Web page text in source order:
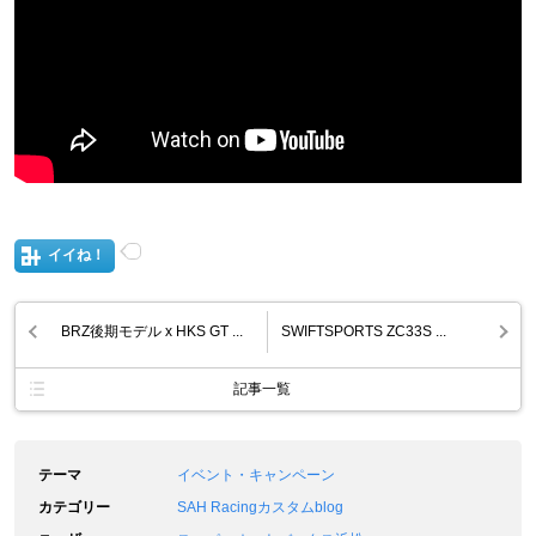
イイね！
BRZ後期モデル x HKS GT ... SWIFTSPORTS ZC33S ...
記事一覧
テーマ
イベント・キャンペーン
カテゴリー
SAH Racingカスタムblog